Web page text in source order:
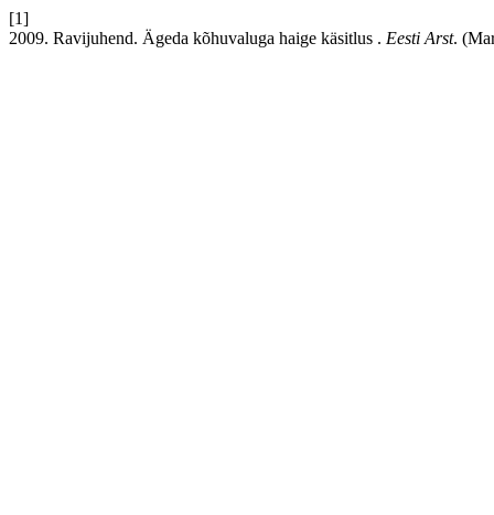
[1]
2009. Ravijuhend. Ägeda kõhuvaluga haige käsitlus . Eesti Arst.